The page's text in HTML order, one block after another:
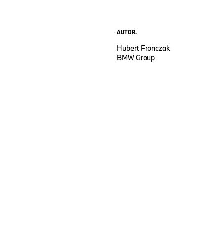
AUTOR.
Hubert Fronczak
BMW Group